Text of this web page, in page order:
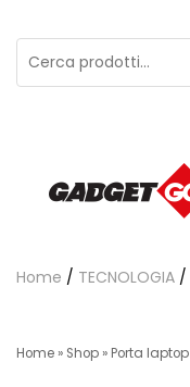
Home / TECNOLOGIA /
Home » Shop » Porta laptop